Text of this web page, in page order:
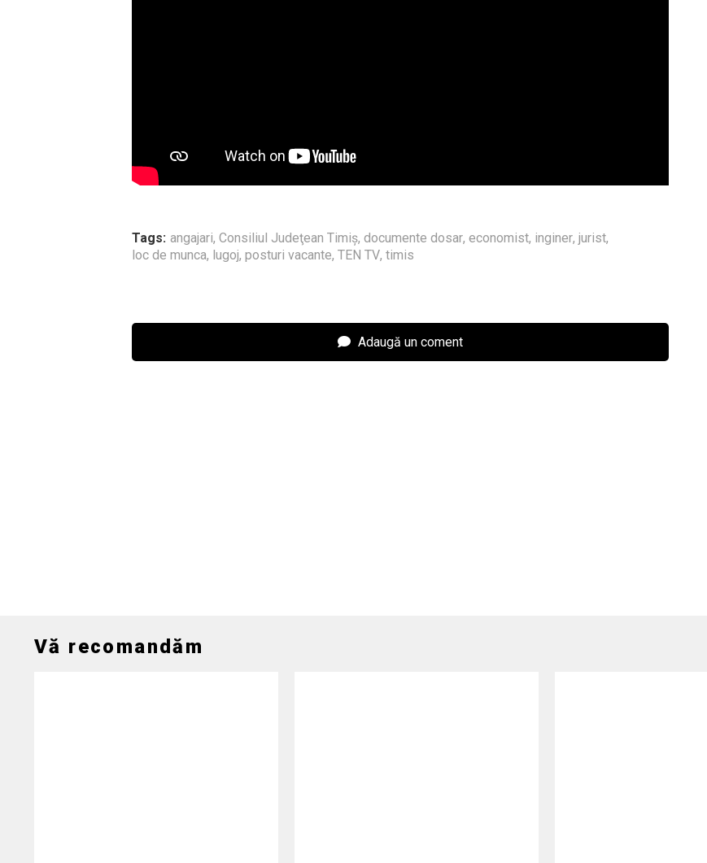
Tags: angajari, Consiliul Judeţean Timiş, documente dosar, economist, inginer, jurist,
loc de munca, lugoj, posturi vacante, TEN TV, timis
Adaugă un coment
Vă recomandăm